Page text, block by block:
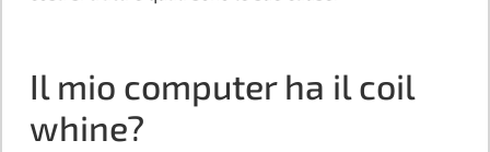
Il mio computer ha il coil
whine?